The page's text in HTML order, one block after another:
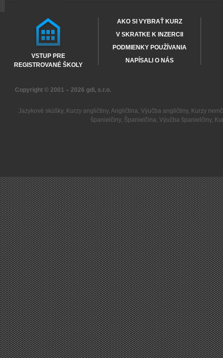
VSTUP PRE
REGISTROVANÉ ŠKOLY
AKO SI VYBRAŤ KURZ
V SKRATKE K INZERCII
PODMIENKY POUŽÍVANIA
NAPÍSALI O NÁS
Copyright © 2001 – 2026 gdi, s.r.o.
Jazykové skúšky, Kurzy angličtiny, Angličtina, Výučba angličtiny, Kurzy
španielčiny, Španielčina, Výučba španielčiny,